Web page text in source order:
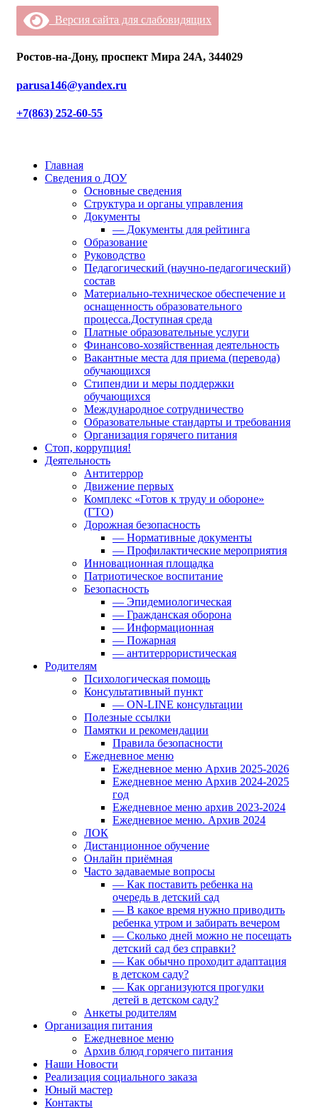
Версия сайта для слабовидящих
Ростов-на-Дону, проспект Мира 24А, 344029
parusa146@yandex.ru
+7(863) 252-60-55
Главная
Сведения о ДОУ
Основные сведения
Структура и органы управления
Документы
— Документы для рейтинга
Образование
Руководство
Педагогический (научно-педагогический)
состав
Материально-техническое обеспечение и
оснащенность образовательного
процесса.Доступная среда
Платные образовательные услуги
Финансово-хозяйственная деятельность
Вакантные места для приема (перевода)
обучающихся
Стипендии и меры поддержки
обучающихся
Международное сотрудничество
Образовательные стандарты и требования
Организация горячего питания
Стоп, коррупция!
Деятельность
Антитеррор
Движение первых
Комплекс «Готов к труду и обороне»
(ГТО)
Дорожная безопасность
— Нормативные документы
— Профилактические мероприятия
Инновационная площадка
Патриотическое воспитание
Безопасность
— Эпидемиологическая
— Гражданская оборона
— Информационная
— Пожарная
— антитеррористическая
Родителям
Психологическая помощь
Консультативный пункт
— ON-LINE консультации
Полезные ссылки
Памятки и рекомендации
Правила безопасности
Ежедневное меню
Ежедневное меню Архив 2025-2026
Ежедневное меню Архив 2024-2025
год
Ежедневное меню архив 2023-2024
Ежедневное меню. Архив 2024
ЛОК
Дистанционное обучение
Онлайн приёмная
Часто задаваемые вопросы
— Как поставить ребенка на
очередь в детский сад
— В какое время нужно приводить
ребенка утром и забирать вечером
— Сколько дней можно не посещать
детский сад без справки?
— Как обычно проходит адаптация
в детском саду?
— Как организуются прогулки
детей в детском саду?
Анкеты родителям
Организация питания
Ежедневное меню
Архив блюд горячего питания
Наши Новости
Реализация социального заказа
Юный мастер
Контакты